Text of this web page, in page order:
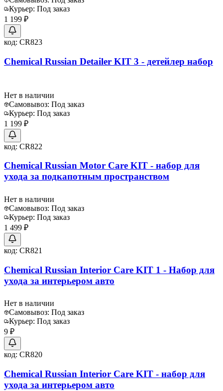
Курьер: Под заказ
1 199 ₽
код: CR823
Chemical Russian Detailer KIT 3 - детейлер набор
Нет в наличии
Самовывоз: Под заказ
Курьер: Под заказ
1 199 ₽
код: CR822
Chemical Russian Motor Care KIT - набор для
ухода за подкапотным пространством
Нет в наличии
Самовывоз: Под заказ
Курьер: Под заказ
1 499 ₽
код: CR821
Chemical Russian Interior Care KIT 1 - Набор для
ухода за интерьером авто
Нет в наличии
Самовывоз: Под заказ
Курьер: Под заказ
9 ₽
код: CR820
Chemical Russian Interior Care KIT - набор для
ухода за интерьером авто